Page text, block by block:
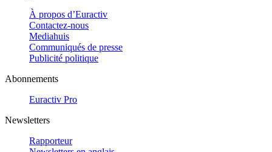
À propos d’Euractiv
Contactez-nous
Mediahuis
Communiqués de presse
Publicité politique
Abonnements
Euractiv Pro
Newsletters
Rapporteur